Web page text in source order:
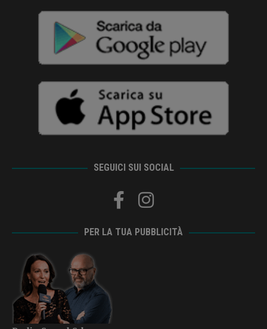
SEGUICI SUI SOCIAL
PER LA TUA PUBBLICITÀ